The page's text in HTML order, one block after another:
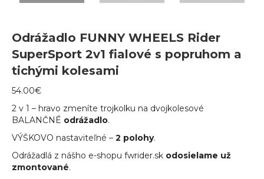
Odrážadlo FUNNY WHEELS Rider
SuperSport 2v1 fialové s popruhom a
tichými kolesami
54.00€
2 v 1 – hravo zmeníte trojkolku na dvojkolesové
BALANČNÉ odrážadlo.
VÝŠKOVO nastaviteľné – 2 polohy.
Odrážadlá z nášho e-shopu fwrider.sk odosielame už
zmontované.